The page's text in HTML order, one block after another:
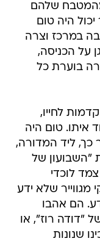
שלהם
היה טום
במרכז וצרה
על הכניסה,
בוערת כל
לחייו,
איתו. טום היה
כך, ליד המדורה,
"השבועון של
לוכדי
מגווייר שלא ידע
הם אהבו
"דודה רוז", או
שנונות